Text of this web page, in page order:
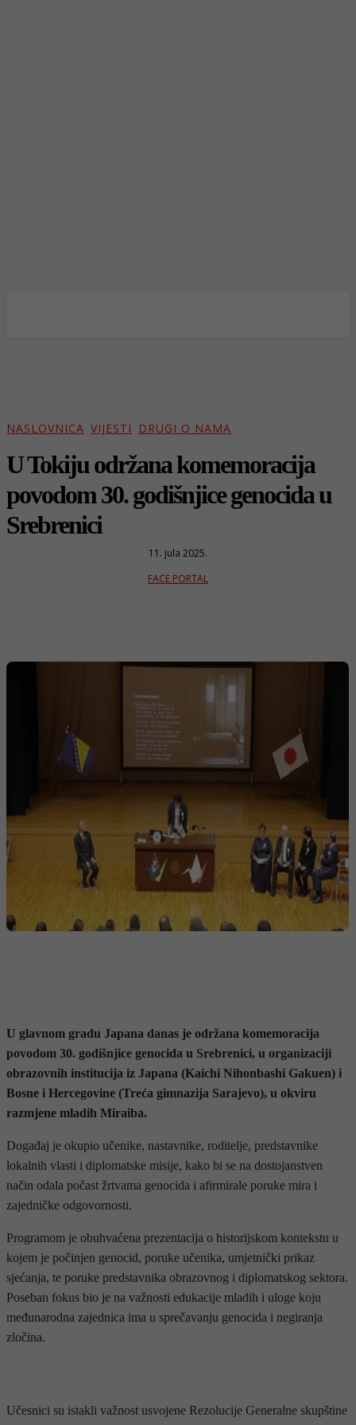
NASLOVNICA VIJESTI DRUGI O NAMA
U Tokiju održana komemoracija
povodom 30. godišnjice genocida u
Srebrenici
11. jula 2025.
FACE PORTAL
U glavnom gradu Japana danas je održana komemoracija
povodom 30. godišnjice genocida u Srebrenici, u organizaciji
obrazovnih institucija iz Japana (Kaichi Nihonbashi Gakuen) i
Bosne i Hercegovine (Treća gimnazija Sarajevo), u okviru
razmjene mladih Miraiba.
Događaj je okupio učenike, nastavnike, roditelje, predstavnike
lokalnih vlasti i diplomatske misije, kako bi se na dostojanstven
način odala počast žrtvama genocida i afirmirale poruke mira i
zajedničke odgovornosti.
Programom je obuhvaćena prezentacija o historijskom kontekstu u
kojem je počinjen genocid, poruke učenika, umjetnički prikaz
sjećanja, te poruke predstavnika obrazovnog i diplomatskog sektora.
Poseban fokus bio je na važnosti edukacije mladih i uloge koju
međunarodna zajednica ima u sprečavanju genocida i negiranja
zločina.
Učesnici su istakli važnost usvojene Rezolucije Generalne skupštine